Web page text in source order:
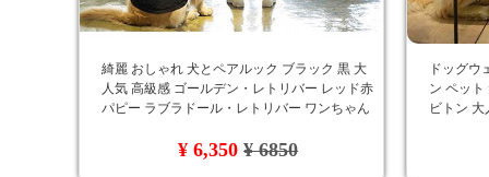
綺麗 おしゃれ 犬とペアルック ブラック 黒 大
人気 高級感 ゴールデン・レトリバー レッド赤
パピー ラブラドール・レトリバー ワンちゃん
専門店 通販 犬の服gucci
¥ 6,350¥ 6850
ドッグウ
ン ペット
ビトン